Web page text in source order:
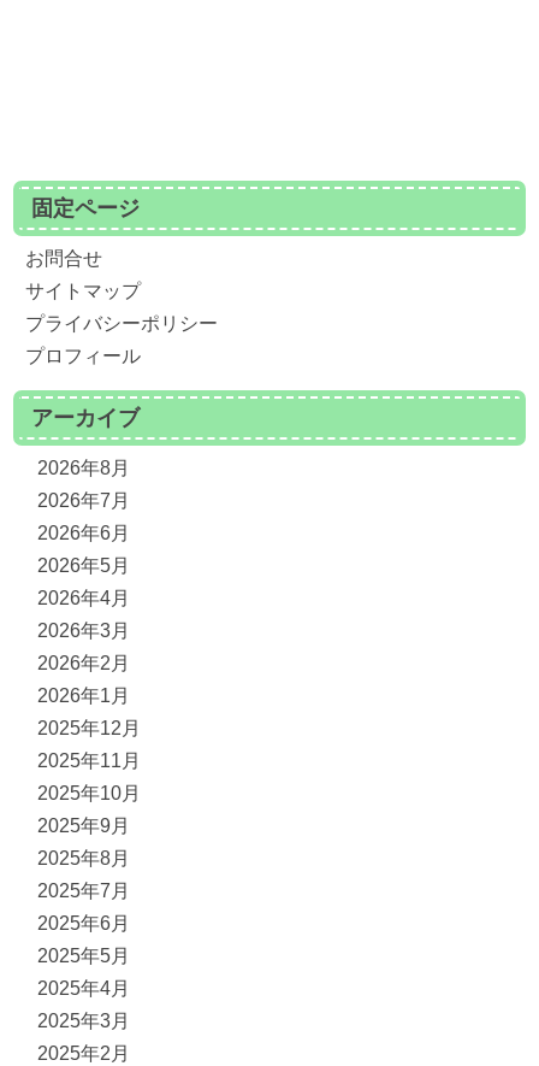
固定ページ
お問合せ
サイトマップ
プライバシーポリシー
プロフィール
アーカイブ
2026年8月
2026年7月
2026年6月
2026年5月
2026年4月
2026年3月
2026年2月
2026年1月
2025年12月
2025年11月
2025年10月
2025年9月
2025年8月
2025年7月
2025年6月
2025年5月
2025年4月
2025年3月
2025年2月